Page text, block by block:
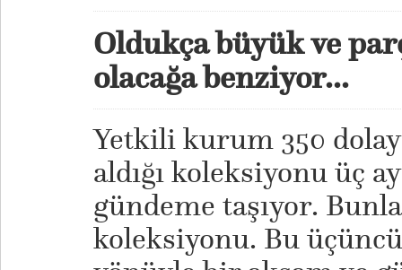
Oldukça büyük ve
olacağa benziyor...
Yetkili kurum 350
aldığı koleksiyonu üç
gündeme taşıyor.
koleksiyonu. Bu